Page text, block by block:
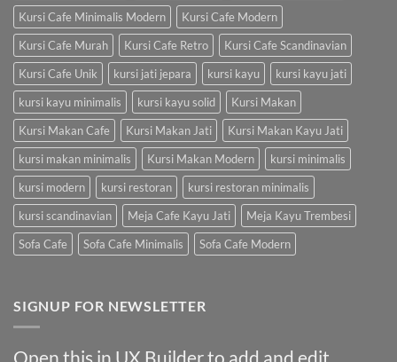
Kursi Cafe Minimalis Modern
Kursi Cafe Modern
Kursi Cafe Murah
Kursi Cafe Retro
Kursi Cafe Scandinavian
Kursi Cafe Unik
kursi jati jepara kursi kayu
kursi kayu jati
kursi kayu minimalis
kursi kayu solid
Kursi Makan
Kursi Makan Cafe
Kursi Makan Jati
Kursi Makan Kayu Jati
kursi makan minimalis
Kursi Makan Modern
kursi minimalis
kursi modern
kursi restoran
kursi restoran minimalis
kursi scandinavian
Meja Cafe Kayu Jati
Meja Kayu Trembesi
Sofa Cafe
Sofa Cafe Minimalis Sofa Cafe Modern
SIGNUP FOR NEWSLETTER
Open this in UX Builder to add and edit